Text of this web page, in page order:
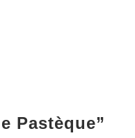
Pastèque”